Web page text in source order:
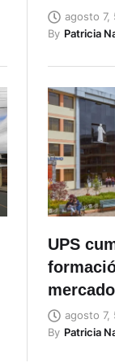
agosto 7,
By Patricia
UPS
agosto 7,
By Patricia